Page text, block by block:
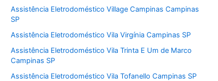
Assistência Eletrodoméstico Village Campinas Campinas
SP
Assistência Eletrodoméstico Vila Virgínia Campinas SP
Assistência Eletrodoméstico Vila Trinta E Um de Marco
Campinas SP
Assistência Eletrodoméstico Vila Tofanello Campinas SP